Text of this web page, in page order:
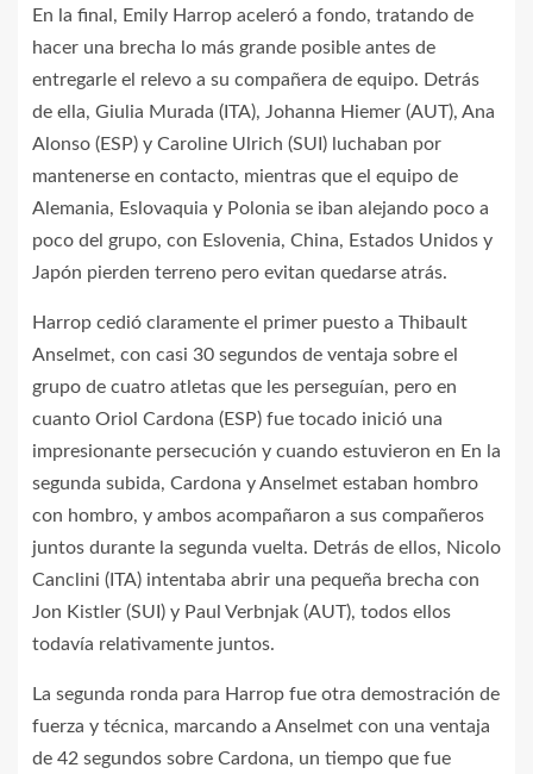
En la final, Emily Harrop aceleró a fondo, tratando de
hacer una brecha lo más grande posible antes de
entregarle el relevo a su compañera de equipo. Detrás
de ella, Giulia Murada (ITA), Johanna Hiemer (AUT), Ana
Alonso (ESP) y Caroline Ulrich (SUI) luchaban por
mantenerse en contacto, mientras que el equipo de
Alemania, Eslovaquia y Polonia se iban alejando poco a
poco del grupo, con Eslovenia, China, Estados Unidos y
Japón pierden terreno pero evitan quedarse atrás.
Harrop cedió claramente el primer puesto a Thibault
Anselmet, con casi 30 segundos de ventaja sobre el
grupo de cuatro atletas que les perseguían, pero en
cuanto Oriol Cardona (ESP) fue tocado inició una
impresionante persecución y cuando estuvieron en En la
segunda subida, Cardona y Anselmet estaban hombro
con hombro, y ambos acompañaron a sus compañeros
juntos durante la segunda vuelta. Detrás de ellos, Nicolo
Canclini (ITA) intentaba abrir una pequeña brecha con
Jon Kistler (SUI) y Paul Verbnjak (AUT), todos ellos
todavía relativamente juntos.
La segunda ronda para Harrop fue otra demostración de
fuerza y técnica, marcando a Anselmet con una ventaja
de 42 segundos sobre Cardona, un tiempo que fue